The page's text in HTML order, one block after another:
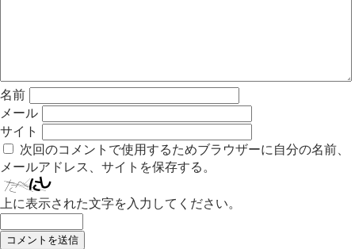
名前
メール
サイト
次回のコメントで使用するためブラウザーに自分の名前、
メールアドレス、サイトを保存する。
上に表示された文字を入力してください。